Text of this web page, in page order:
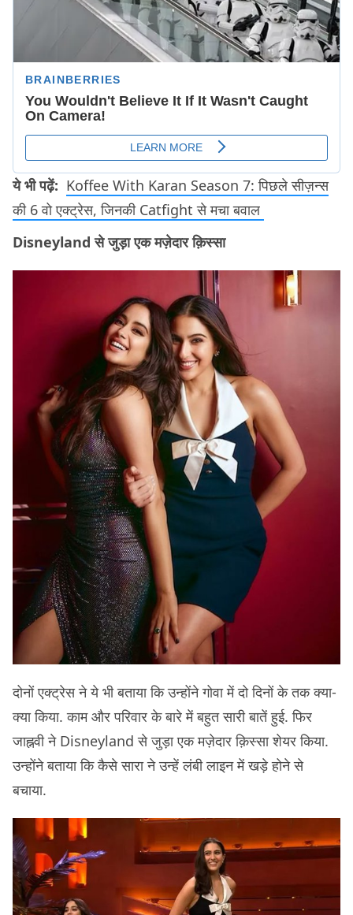
ये भी पढ़ें: Koffee With Karan Season 7: पिछले सीज़न्स
की 6 वो एक्ट्रेस, जिनकी Catfight से मचा बवाल
Disneyland से जुड़ा एक मज़ेदार क़िस्सा
दोनों एक्ट्रेस ने ये भी बताया कि उन्होंने गोवा में दो दिनों के तक क्या-
क्या किया. काम और परिवार के बारे में बहुत सारी बातें हुई. फिर
जाह्नवी ने Disneyland से जुड़ा एक मज़ेदार क़िस्सा शेयर किया.
उन्होंने बताया कि कैसे सारा ने उन्हें लंबी लाइन में खड़े होने से
बचाया.